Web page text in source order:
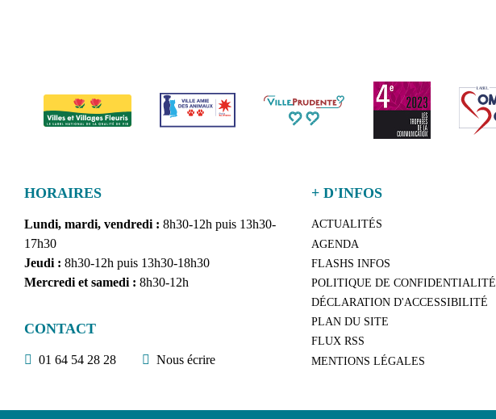
HORAIRES
Lundi, mardi, vendredi : 8h30-12h puis 13h30-
17h30
Jeudi : 8h30-12h puis 13h30-18h30
Mercredi et samedi : 8h30-12h
CONTACT
01 64 54 28 28 Nous écrire
+ D'INFOS
ACTUALITÉS
AGENDA
FLASHS INFOS
POLITIQUE DE CONFIDENTIALITÉ
DÉCLARATION D'ACCESSIBILITÉ
PLAN DU SITE
FLUX RSS
MENTIONS LÉGALES